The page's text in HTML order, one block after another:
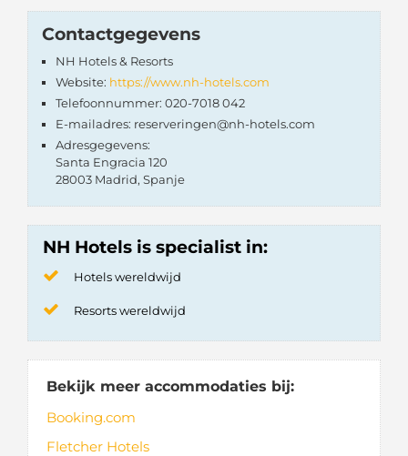
Contactgegevens
NH Hotels & Resorts
Website: https://www.nh-hotels.com
Telefoonnummer: 020-7018 042
E-mailadres: reserveringen@nh-hotels.com
Adresgegevens:
Santa Engracia 120
28003 Madrid, Spanje
NH Hotels is specialist in:
Hotels wereldwijd
Resorts wereldwijd
Bekijk meer accommodaties bij:
Booking.com
Fletcher Hotels